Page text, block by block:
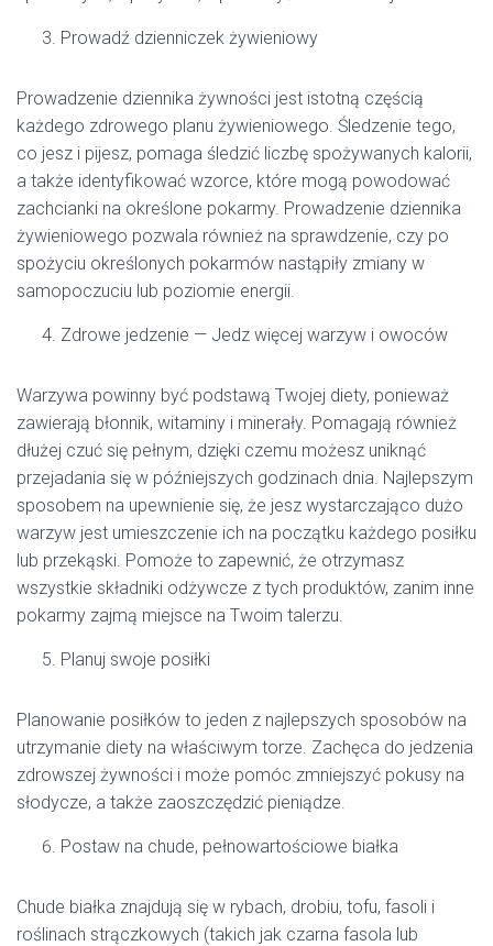
Prowadź dzienniczek żywieniowy
Prowadzenie dziennika żywności jest istotną częścią
każdego zdrowego planu żywieniowego. Śledzenie tego,
co jesz i pijesz, pomaga śledzić liczbę spożywanych kalorii,
a także identyfikować wzorce, które mogą powodować
zachcianki na określone pokarmy. Prowadzenie dziennika
żywieniowego pozwala również na sprawdzenie, czy po
spożyciu określonych pokarmów nastąpiły zmiany w
samopoczuciu lub poziomie energii.
Zdrowe jedzenie — Jedz więcej warzyw i owoców
Warzywa powinny być podstawą Twojej diety, ponieważ
zawierają błonnik, witaminy i minerały. Pomagają również
dłużej czuć się pełnym, dzięki czemu możesz uniknąć
przejadania się w późniejszych godzinach dnia. Najlepszym
sposobem na upewnienie się, że jesz wystarczająco dużo
warzyw jest umieszczenie ich na początku każdego posiłku
lub przekąski. Pomoże to zapewnić, że otrzymasz
wszystkie składniki odżywcze z tych produktów, zanim inne
pokarmy zajmą miejsce na Twoim talerzu.
Planuj swoje posiłki
Planowanie posiłków to jeden z najlepszych sposobów na
utrzymanie diety na właściwym torze. Zachęca do jedzenia
zdrowszej żywności i może pomóc zmniejszyć pokusy na
słodycze, a także zaoszczędzić pieniądze.
Postaw na chude, pełnowartościowe białka
Chude białka znajdują się w rybach, drobiu, tofu, fasoli i
roślinach strączkowych (takich jak czarna fasola lub